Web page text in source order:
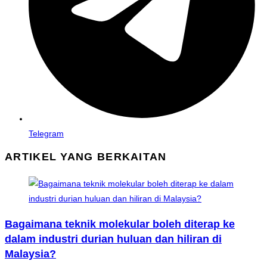
Telegram
ARTIKEL YANG BERKAITAN
Bagaimana teknik molekular boleh diterap ke
dalam industri durian huluan dan hiliran di
Malaysia?